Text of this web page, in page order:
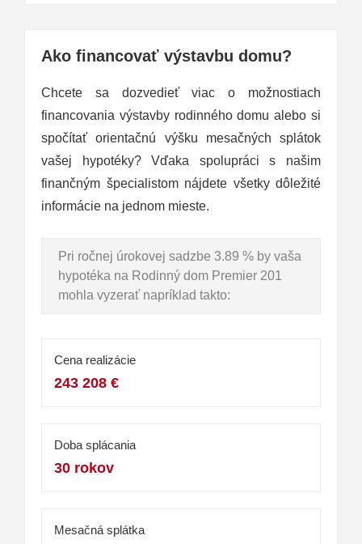
Ako financovať výstavbu domu?
Chcete sa dozvedieť viac o možnostiach
financovania výstavby rodinného domu alebo si
spočítať orientačnú výšku mesačných splátok
vašej hypotéky? Vďaka spolupráci s našim
finančným špecialistom nájdete všetky dôležité
informácie na jednom mieste.
Pri ročnej úrokovej sadzbe 3.89 % by vaša
hypotéka na Rodinný dom Premier 201
mohla vyzerať napríklad takto:
Cena realizácie
243 208 €
Doba splácania
30 rokov
Mesačná splátka